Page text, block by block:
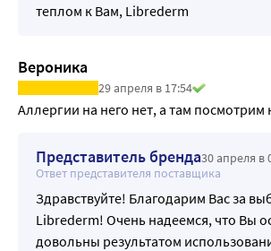
теплом к Вам, Librederm
Вероника
29 апреля в 17:54
Аллергии на него нет, а там посмотрим
Представитель бренда30 апреля в
Ответ представителя поставщика
Здравствуйте! Благодарим Вас за
Librederm! Очень надеемся, что Вы
довольны результатом